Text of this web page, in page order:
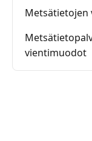
Metsätietojen
vientimuodot